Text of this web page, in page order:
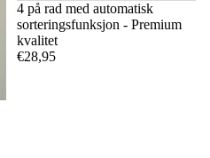
4 på rad med automatisk
sorteringsfunksjon - Premium
kvalitet
€28,95